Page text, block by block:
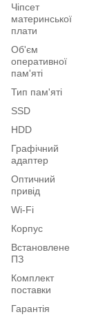
Чіпсет
материнської
плати
Об'єм
оперативної
пам'яті
Тип пам'яті
SSD
HDD
Графічний
адаптер
Оптичний
привід
Wi-Fi
Корпус
Встановлене
ПЗ
Комплект
поставки
Гарантія